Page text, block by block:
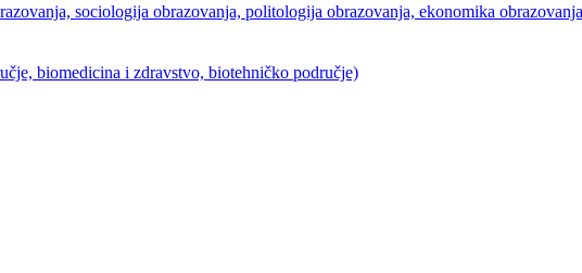
sociologija obrazovanja, politologija obrazovanja, ekonomika
biomedicina i zdravstvo, biotehničko područje)